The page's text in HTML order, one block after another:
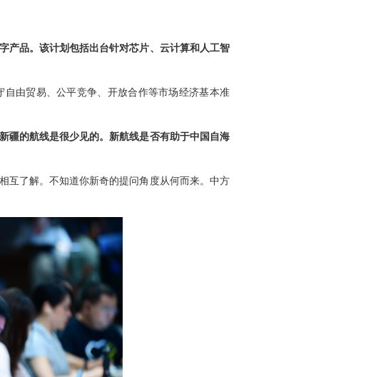
产品。该计划包括出台针对芯片、云计算和人工智
由贸易、公平竞争、开放合作等市场经济基本准
疆的航线是很少见的。新航线是否有助于中国自海
互了解。不知道你新奇的提问角度从何而来。中方